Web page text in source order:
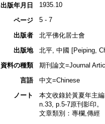
出版年月日 1935.10
ページ 5 - 7
出版者
北平佛化居士會
出版地
北平, 中國 [Peiping,
資料の種類
期刊論文=Journal
言語
中文=Chinese
ノート
本文收錄於黃夏年主
n.33, p.5-7原刊影印。
文章類別：專欄,傳經